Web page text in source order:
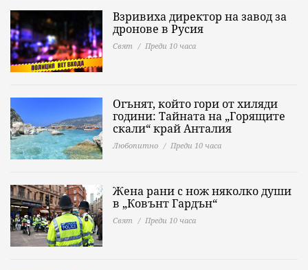
Взривиха директор на завод за
дронове в Русия
Свят Преди 10 часа
Огънят, който гори от хиляди
години: Тайната на „Горящите
скали“ край Анталия
Любопитно Преди 10 часа
Жена рани с нож няколко души
в „Ковънт Гардън“
Свят Преди 10 часа